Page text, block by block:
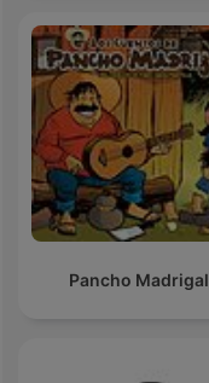
Pancho Madrigal